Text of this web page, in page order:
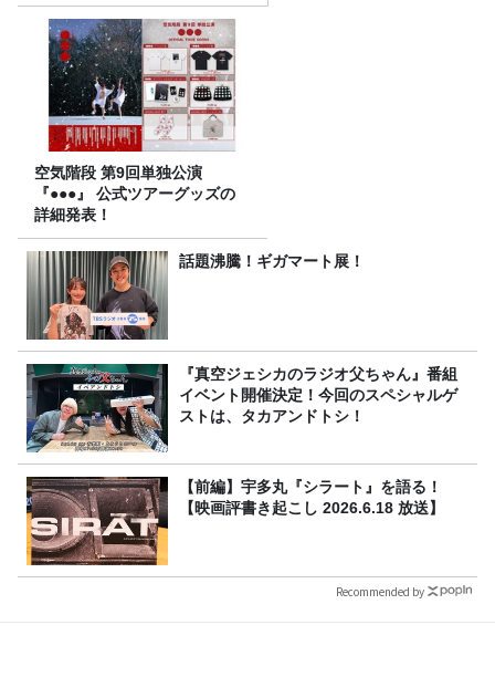
空気階段 第9回単独公演
『●●●』 公式ツアーグッズの
詳細発表！
話題沸騰！ギガマート展！
『真空ジェシカのラジオ父ちゃん』番組
イベント開催決定！今回のスペシャルゲ
ストは、タカアンドトシ！
【前編】宇多丸『シラート』を語る！
【映画評書き起こし 2026.6.18 放送】
Recommended by